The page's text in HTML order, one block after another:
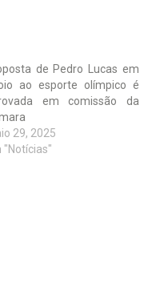
de Pedro Lucas em
ao esporte olímpico é
em comissão da
29, 2025
"Notícias"